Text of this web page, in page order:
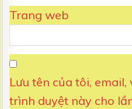
Trang web
Lưu tên của tôi,
trình duyệt này cho